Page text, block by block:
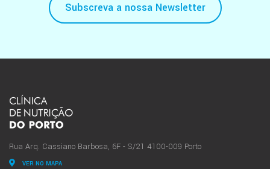
Subscreva a nossa Newsletter
Rua Arq. Cassiano Barbosa, 6F - S/21 4100-009 Porto
VER NO MAPA